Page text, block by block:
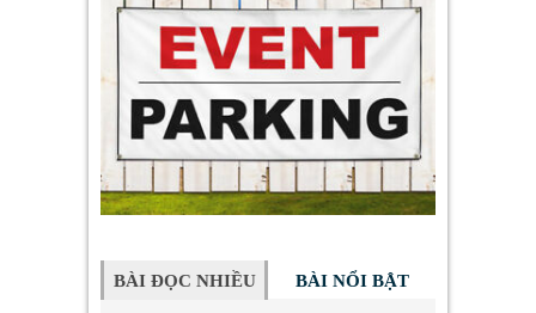
BÀI ĐỌC NHIỀU BÀI NỔI BẬT